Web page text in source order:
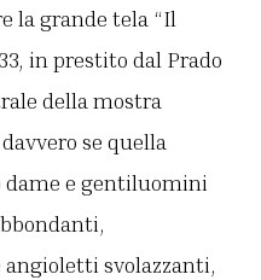
la grande tela “Il
in prestito dal Prado
della mostra
se quella
dame e gentiluomini
svolazzanti,